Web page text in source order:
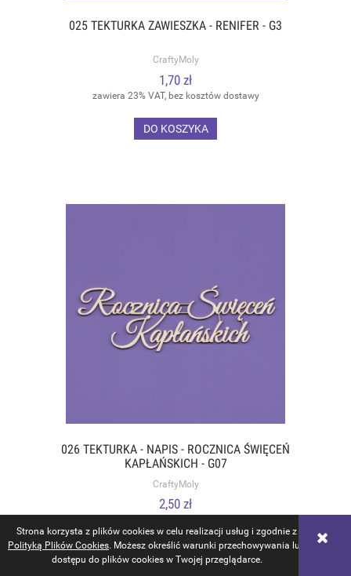
Strona korzysta z plików cookies w celu realizacji usług i zgodnie z
Polityką Plików Cookies. Możesz określić warunki przechowywania lub
dostępu do plików cookies w Twojej przeglądarce.
025 TEKTURKA ZAWIESZKA - RENIFER - G3
CraftyMoly
1,70 zł
zawiera 23% VAT, bez kosztów dostawy
DO KOSZYKA
026 TEKTURKA - NAPIS - ROCZNICA ŚWIĘCEŃ
KAPŁAŃSKICH - G07
CraftyMoly
2,50 zł
DO KOSZYKA